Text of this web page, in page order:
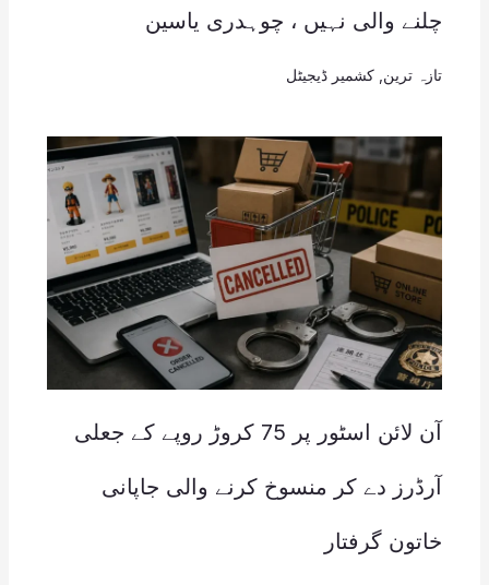
چلنے والی نہیں ، چوہدری یاسین
تازہ ترین کشمیر ڈیجیٹل
آن لائن اسٹور پر 75 کروڑ روپے کے جعلی
آرڈرز دے کر منسوخ کرنے والی جاپانی
خاتون گرفتار